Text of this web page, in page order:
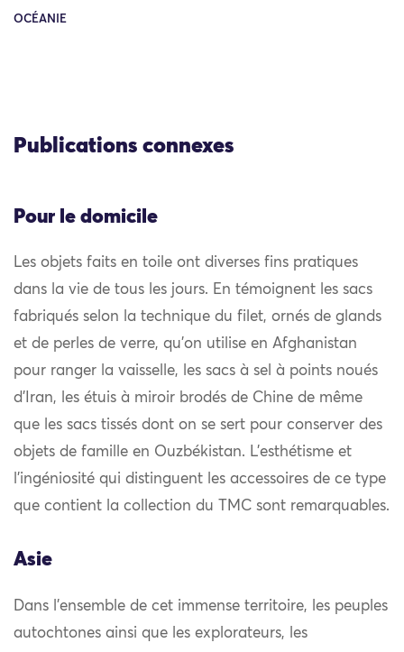
OCÉANIE
Publications connexes
Pour le domicile
Les objets faits en toile ont diverses fins pratiques
dans la vie de tous les jours. En témoignent les sacs
fabriqués selon la technique du filet, ornés de glands
et de perles de verre, qu’on utilise en Afghanistan
pour ranger la vaisselle, les sacs à sel à points noués
d’Iran, les étuis à miroir brodés de Chine de même
que les sacs tissés dont on se sert pour conserver des
objets de famille en Ouzbékistan. L’esthétisme et
l’ingéniosité qui distinguent les accessoires de ce type
que contient la collection du TMC sont remarquables.
Asie
Dans l’ensemble de cet immense territoire, les peuples
autochtones ainsi que les explorateurs, les